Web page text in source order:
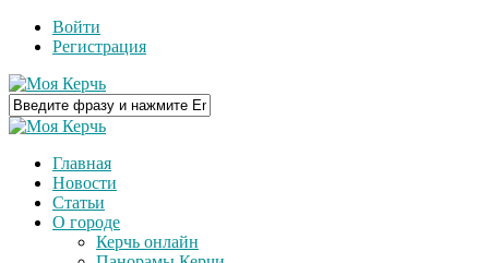
Войти
Регистрация
Главная
Новости
Статьи
О городе
Керчь онлайн